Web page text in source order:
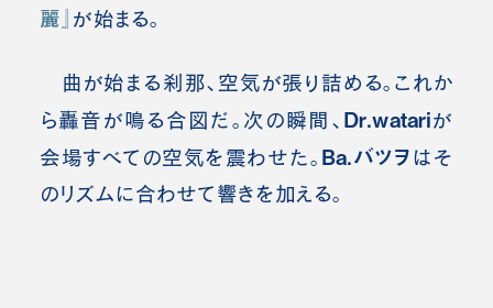
麗』 が始まる。
曲が始まる刹那、空気が張り詰める。これか
ら轟音が鳴る合図だ。次の瞬間、 Dr.watariが
会場すべての空気を震わせた。 Ba.バツヲ はそ
のリズムに合わせて響きを加える。